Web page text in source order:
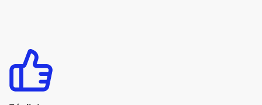
Fácil de usar
Nossa ferramenta gratuita MP3 Cropper é muito simples de
usar. Você não precisa de nenhum conhecimento prévio de